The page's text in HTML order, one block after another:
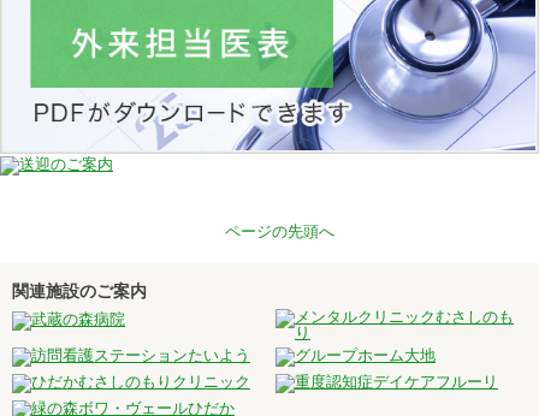
ページの先頭へ
関連施設のご案内